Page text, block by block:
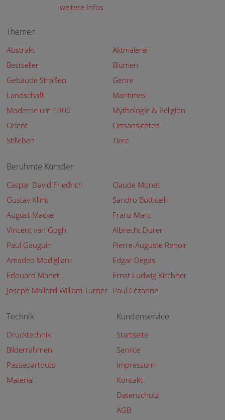
weitere Infos
Themen
Abstrakt
Aktmalerei
Bestseller
Blumen
Gebäude Straßen
Genre
Landschaft
Maritimes
Moderne um 1900
Mythologie & Religion
Orient
Ortsansichten
Stilleben
Tiere
Berühmte Künstler
Caspar David Friedrich
Claude Monet
Gustav Klimt
Sandro Botticelli
August Macke
Franz Marc
Vincent van Gogh
Albrecht Dürer
Paul Gauguin
Pierre-Auguste Renoir
Amadeo Modigliani
Edgar Degas
Edouard Manet
Ernst Ludwig Kirchner
Joseph Mallord William Turner Paul Cézanne
Technik
Drucktechnik
Bilderrahmen
Passepartouts
Material
Kundenservice
Startseite
Service
Impressum
Kontakt
Datenschutz
AGB